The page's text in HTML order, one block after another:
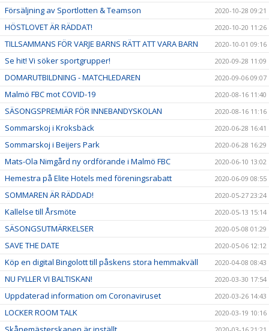
Försäljning av Sportlotten & Teamson 2020-10-28 09:21
HÖSTLOVET ÄR RÄDDAT! 2020-10-20 11:26
TILLSAMMANS FÖR VARJE BARNS RÄTT ATT VARA BARN 2020-10-01 09:16
Se hit! Vi söker sportgrupper! 2020-09-28 11:09
DOMARUTBILDNING - MATCHLEDAREN 2020-09-06 09:07
Malmö FBC mot COVID-19 2020-08-16 11:40
SÄSONGSPREMIÄR FÖR INNEBANDYSKOLAN 2020-08-16 11:16
Sommarskoj i Kroksbäck 2020-06-28 16:41
Sommarskoj i Beijers Park 2020-06-28 16:29
Mats-Ola Nimgård ny ordförande i Malmö FBC 2020-06-10 13:02
Hemestra på Elite Hotels med föreningsrabatt 2020-06-09 08:55
SOMMAREN ÄR RÄDDAD! 2020-05-27 23:24
Kallelse till Årsmöte 2020-05-13 15:14
SÄSONGSUTMÄRKELSER 2020-05-08 01:29
SAVE THE DATE 2020-05-06 12:12
Köp en digital Bingolott till påskens stora hemmakväll 2020-04-08 08:43
NU FYLLER VI BALTISKAN! 2020-03-30 17:54
Uppdaterad information om Coronaviruset 2020-03-26 14:43
LOCKER ROOM TALK 2020-03-19 10:16